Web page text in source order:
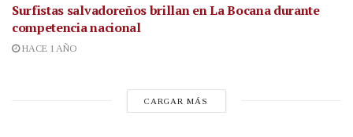
Surfistas salvadoreños brillan en La Bocana durante
competencia nacional
HACE 1 AÑO
CARGAR MÁS